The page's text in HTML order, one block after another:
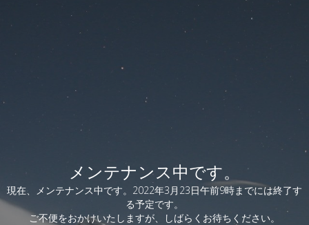
メンテナンス中です。
現在、メンテナンス中です。2022年3月23日午前9時までには終了す
る予定です。
ご不便をおかけいたしますが、しばらくお待ちください。